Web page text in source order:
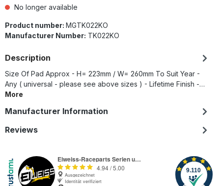
No longer available
Product number: MGTK022KO
Manufacturer Number: TK022KO
Description
Size Of Pad Approx - H= 223mm / W= 260mm To Suit Year -
Any ( universal - please see above sizes ) - Lifetime Finish -…
More
Manufacturer Information
Reviews